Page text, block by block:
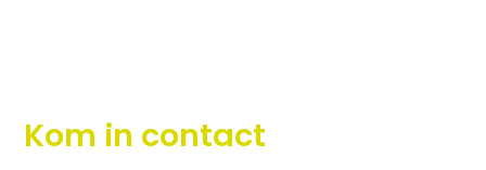
Kom in contact